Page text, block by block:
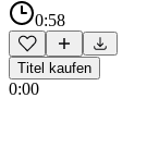
0:58
Titel kaufen
0:00